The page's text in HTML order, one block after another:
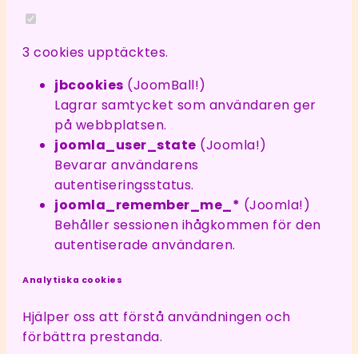
3 cookies upptäcktes.
jbcookies (JoomBall!)
Lagrar samtycket som användaren ger
på webbplatsen.
joomla_user_state (Joomla!)
Bevarar användarens
autentiseringsstatus.
joomla_remember_me_* (Joomla!)
Behåller sessionen ihågkommen för den
autentiserade användaren.
Analytiska cookies
Hjälper oss att förstå användningen och
förbättra prestanda.